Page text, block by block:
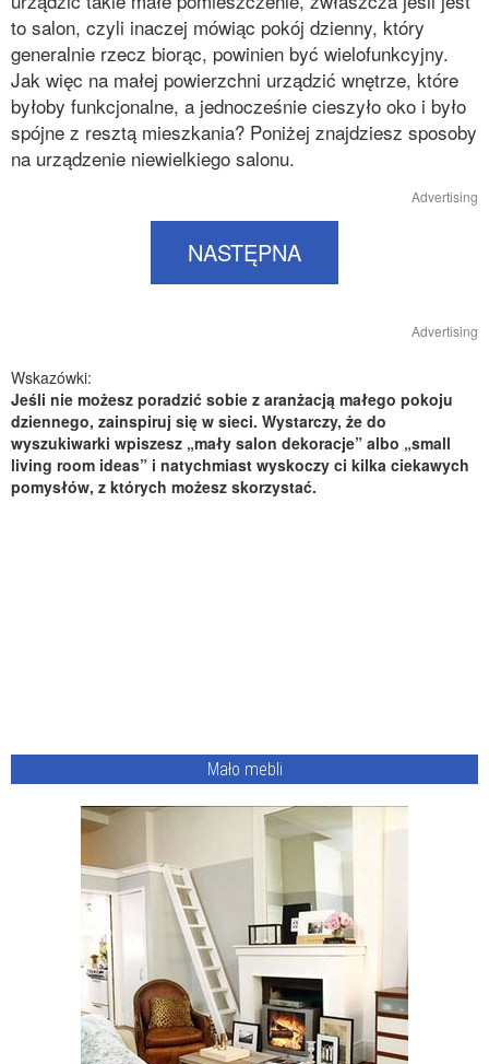
to salon, czyli inaczej mówiąc pokój dzienny, który
generalnie rzecz biorąc, powinien być wielofunkcyjny.
Jak więc na małej powierzchni urządzić wnętrze, które
byłoby funkcjonalne, a jednocześnie cieszyło oko i było
spójne z resztą mieszkania? Poniżej znajdziesz sposoby
na urządzenie niewielkiego salonu.
Advertising
NASTĘPNA
Advertising
Wskazówki:
Jeśli nie możesz poradzić sobie z aranżacją małego pokoju
dziennego, zainspiruj się w sieci. Wystarczy, że do
wyszukiwarki wpiszesz „mały salon dekoracje” albo „small
living room ideas” i natychmiast wyskoczy ci kilka ciekawych
pomysłów, z których możesz skorzystać.
Mało mebli